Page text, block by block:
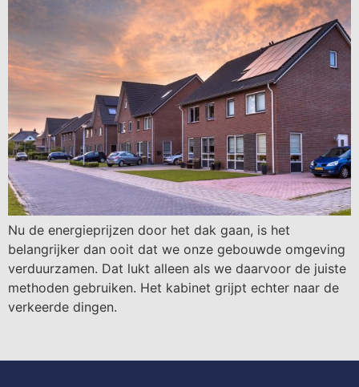
Nu de energieprijzen door het dak gaan, is het
belangrijker dan ooit dat we onze gebouwde omgeving
verduurzamen. Dat lukt alleen als we daarvoor de juiste
methoden gebruiken. Het kabinet grijpt echter naar de
verkeerde dingen.